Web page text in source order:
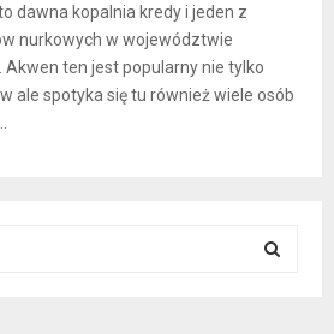
dawna kopalnia kredy i jeden z
nurkowych w województwie
ten jest popularny nie tylko
ale spotyka się tu również wiele osób